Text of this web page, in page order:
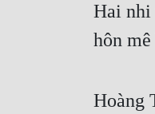
Hai nhi
hôn
Hoàng